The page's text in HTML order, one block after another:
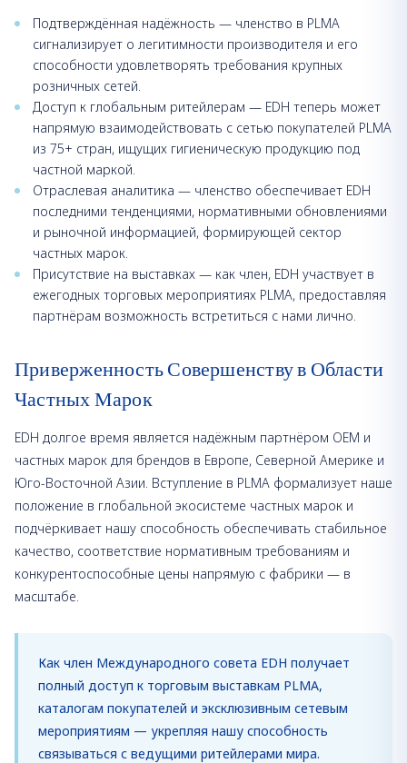
Подтверждённая надёжность — членство в PLMA
сигнализирует о легитимности производителя и его
способности удовлетворять требования крупных
розничных сетей.
Доступ к глобальным ритейлерам — EDH теперь может
напрямую взаимодействовать с сетью покупателей PLMA
из 75+ стран, ищущих гигиеническую продукцию под
частной маркой.
Отраслевая аналитика — членство обеспечивает EDH
последними тенденциями, нормативными обновлениями
и рыночной информацией, формирующей сектор
частных марок.
Присутствие на выставках — как член, EDH участвует в
ежегодных торговых мероприятиях PLMA, предоставляя
партнёрам возможность встретиться с нами лично.
Приверженность Совершенству в Области
Частных Марок
EDH долгое время является надёжным партнёром OEM и
частных марок для брендов в Европе, Северной Америке и
Юго-Восточной Азии. Вступление в PLMA формализует наше
положение в глобальной экосистеме частных марок и
подчёркивает нашу способность обеспечивать стабильное
качество, соответствие нормативным требованиям и
конкурентоспособные цены напрямую с фабрики — в
масштабе.
Как член Международного совета EDH получает
полный доступ к торговым выставкам PLMA,
каталогам покупателей и эксклюзивным сетевым
мероприятиям — укрепляя нашу способность
связываться с ведущими ритейлерами мира.